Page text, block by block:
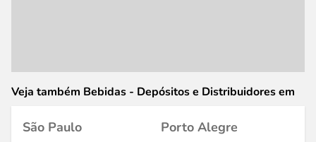
Veja também Bebidas - Depósitos e Distribuidores em
São Paulo
Porto Alegre